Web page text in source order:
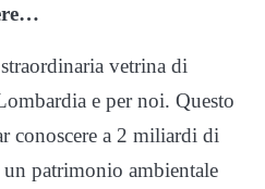
vetrina di
e per noi. Questo
conoscere a 2 miliardi di
patrimonio ambientale